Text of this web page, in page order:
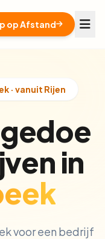
op Afstand
· vanuit Rijen
in
voor een bedrijf